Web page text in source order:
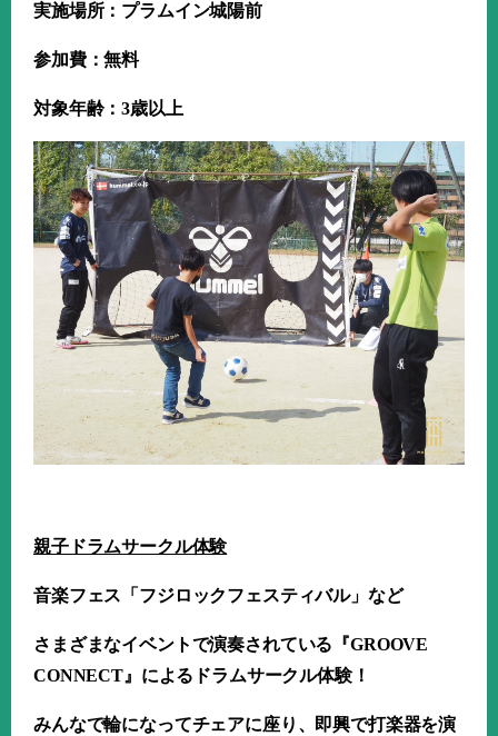
実施場所：プラムイン城陽前
参加費：無料
対象年齢：3歳以上
親子ドラムサークル体験
音楽フェス「フジロックフェスティバル」など
さまざまなイベントで演奏されている『GROOVE
CONNECT』によるドラムサークル体験！
みんなで輪になってチェアに座り、即興で打楽器を演